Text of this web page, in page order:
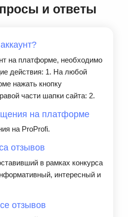
и ответы
на платформе, необходимо
действия: 1. На любой
нажать кнопку
части шапки сайта: 2.
на платформе
на ProProfi.
отзывов
в рамках конкурса
интересный и
отзывов